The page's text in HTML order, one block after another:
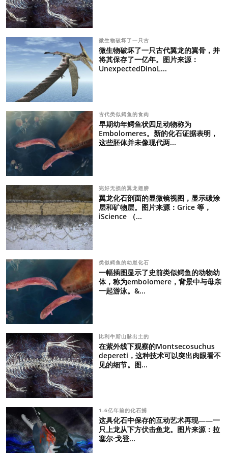
微生物破坏了一只古
微生物破坏了一只古代翼龙的翼骨，并
将其保存了一亿年。图片来源：
UnexpectedDinoL...
古代类似鳄鱼的食肉
早期幼年鳄鱼状四足动物称为
Embolomeres。新的化石证据表明，
这些胚体并未像现代两...
完好无损的翼龙翅膀
翼龙化石剖面的显微镜视图，显示碳涂
层和矿物层。图片来源：Grice 等，
iScience （...
类似鳄鱼的幼崽化石
一幅插图显示了史前类似鳄鱼的动物幼
体，称为embolomere，背景中与母亲
一起游泳。&...
比利牛斯山脉出土的
在紫外线下观察的Montsecosuchus
depereti，这种技术可以突出肉眼看不
见的细节。图...
1.6亿年前的化石捕
这具化石中保存的互动艺术再现——一
只上龙从下方伏击鱼龙。图片来源：拉
塞尔·戈登...